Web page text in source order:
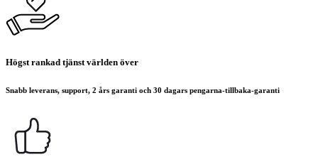
Högst rankad tjänst världen över
Snabb leverans, support, 2 års garanti och 30 dagars pengarna-tillbaka-garanti